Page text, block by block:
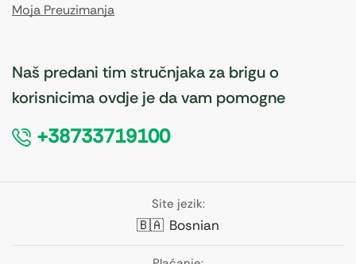
Moja Preuzimanja
Naš predani tim stručnjaka za brigu o
korisnicima ovdje je da vam pomogne
+38733719100
Site jezik:
🇧🇦 Bosnian